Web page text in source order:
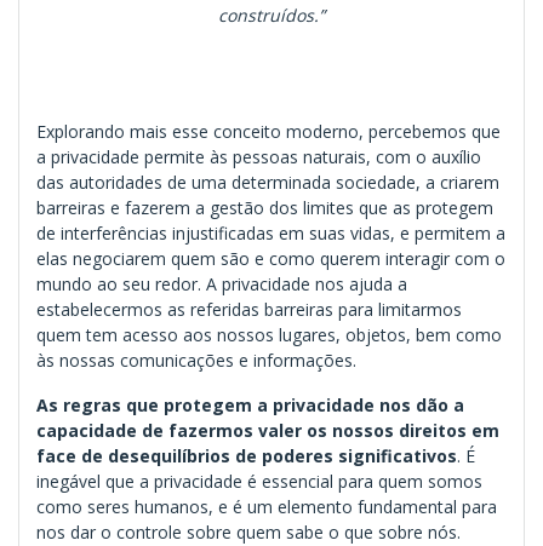
construídos.”
Explorando mais esse conceito moderno, percebemos que
a privacidade permite às pessoas naturais, com o auxílio
das autoridades de uma determinada sociedade, a criarem
barreiras e fazerem a gestão dos limites que as protegem
de interferências injustificadas em suas vidas, e permitem a
elas negociarem quem são e como querem interagir com o
mundo ao seu redor. A privacidade nos ajuda a
estabelecermos as referidas barreiras para limitarmos
quem tem acesso aos nossos lugares, objetos, bem como
às nossas comunicações e informações.
As regras que protegem a privacidade nos dão a
capacidade de fazermos valer os nossos direitos em
face de desequilíbrios de poderes significativos. É
inegável que a privacidade é essencial para quem somos
como seres humanos, e é um elemento fundamental para
nos dar o controle sobre quem sabe o que sobre nós.